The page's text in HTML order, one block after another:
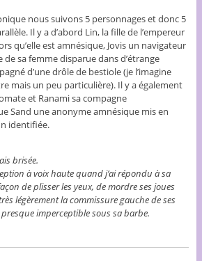
nous suivons 5 personnages et donc 5
Il y a d’abord Lin, la fille de l’empereur
qu’elle est amnésique, Jovis un navigateur
sa femme disparue dans d’étrange
d’une drôle de bestiole (je l’imagine
mais un peu particulière). Il y a également
et Ranami sa compagne
Sand une anonyme amnésique mis en
identifiée.
brisée.
à voix haute quand j’ai répondu à sa
de plisser les yeux, de mordre ses joues
légèrement la commissure gauche de ses
imperceptible sous sa barbe.